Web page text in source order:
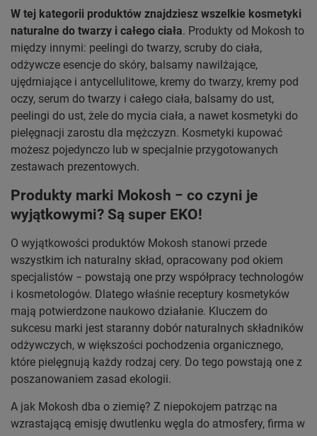
W tej kategorii produktów znajdziesz wszelkie kosmetyki
naturalne do twarzy i całego ciała. Produkty od Mokosh to
między innymi: peelingi do twarzy, scruby do ciała,
odżywcze esencje do skóry, balsamy nawilżające,
ujędrniające i antycellulitowe, kremy do twarzy, kremy pod
oczy, serum do twarzy i całego ciała, balsamy do ust,
peelingi do ust, żele do mycia ciała, a nawet kosmetyki do
pielęgnacji zarostu dla mężczyzn. Kosmetyki kupować
możesz pojedynczo lub w specjalnie przygotowanych
zestawach prezentowych.
Produkty marki Mokosh − co czyni je
wyjątkowymi? Są super EKO!
O wyjątkowości produktów Mokosh stanowi przede
wszystkim ich naturalny skład, opracowany pod okiem
specjalistów − powstają one przy współpracy technologów
i kosmetologów. Dlatego właśnie receptury kosmetyków
mają potwierdzone naukowo działanie. Kluczem do
sukcesu marki jest staranny dobór naturalnych składników
odżywczych, w większości pochodzenia organicznego,
które pielęgnują każdy rodzaj cery. Do tego powstają one z
poszanowaniem zasad ekologii.
A jak Mokosh dba o ziemię? Z niepokojem patrząc na
wzrastającą emisję dwutlenku węgla do atmosfery, firma w